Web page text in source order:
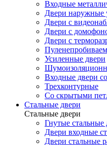
Входные
Двери наружные
Двери с
Двери с
Двери с
Усиленные двери
Входные двери
Трехконтурные
Со скрытыми
Стальные двери
Стальные двери
Гнутые стальные
Двери входные
Двери стальные